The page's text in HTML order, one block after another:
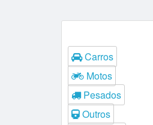
Carros
Motos
Pesados
Outros